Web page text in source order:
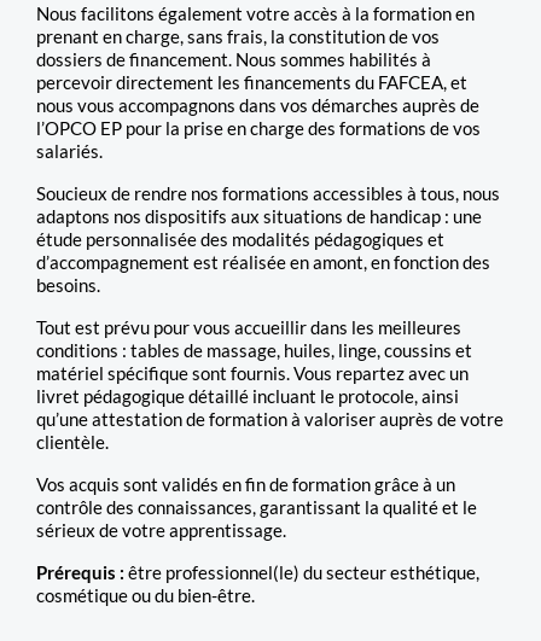
Nous facilitons également votre accès à la formation en
prenant en charge, sans frais, la constitution de vos
dossiers de financement. Nous sommes habilités à
percevoir directement les financements du FAFCEA, et
nous vous accompagnons dans vos démarches auprès de
l’OPCO EP pour la prise en charge des formations de vos
salariés.
Soucieux de rendre nos formations accessibles à tous, nous
adaptons nos dispositifs aux situations de handicap : une
étude personnalisée des modalités pédagogiques et
d’accompagnement est réalisée en amont, en fonction des
besoins.
Tout est prévu pour vous accueillir dans les meilleures
conditions : tables de massage, huiles, linge, coussins et
matériel spécifique sont fournis. Vous repartez avec un
livret pédagogique détaillé incluant le protocole, ainsi
qu’une attestation de formation à valoriser auprès de votre
clientèle.
Vos acquis sont validés en fin de formation grâce à un
contrôle des connaissances, garantissant la qualité et le
sérieux de votre apprentissage.
Prérequis : être professionnel(le) du secteur esthétique,
cosmétique ou du bien-être.